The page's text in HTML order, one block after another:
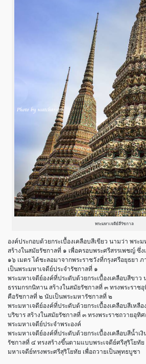
พระมหาเจดีย์สี่รัชกาล
องค์ประกอบด้วยกระเบื้องเคลือบสีเขียว นามว่า พระ
สร้างในสมัยรัชกาลที่ ๑ เพื่อครอบพระศรีสรรเพชญ์ ซึ่
๑๖ เมตร ได้ชะลอมาจากพระราชวังที่กรุงศรีอยุธยา
เป็นพระมหาเจดีย์ประจำรัชกาลที่ ๑
พระมหาเจดีย์องค์ที่ประดับด้วยกระเบื้องเคลือบสีขาว
ธรรมกรกนิทาน สร้างในสมัยรัชกาลที่ ๓ ทรงพระรา
คือรัชกาลที่ ๒ นับเป็นพระมหารัชกาลที่ ๒
พระมหาเจดีย์องค์ที่ประดับด้วยกระเบื้องเคลือบสีเหลื
บริขาร สร้างในสมัยรัชกาลที่ ๓ ทรงพระราชถวายอุทิ
พระมหาเจดีย์ประจำพระองค์
พระมหาเจดีย์องค์ที่ประดับด้วยกระเบื้องเคลือบสีน้ำเ
รัชกาลที่ ๔ ทรงสร้างขึ้นตามแบบพระเจดีย์ศรีสุริโยทัย
มหาเจดีย์ทรงพระศรีสุริโยทัย เพื่อถวายเป็นพุทธบูชา